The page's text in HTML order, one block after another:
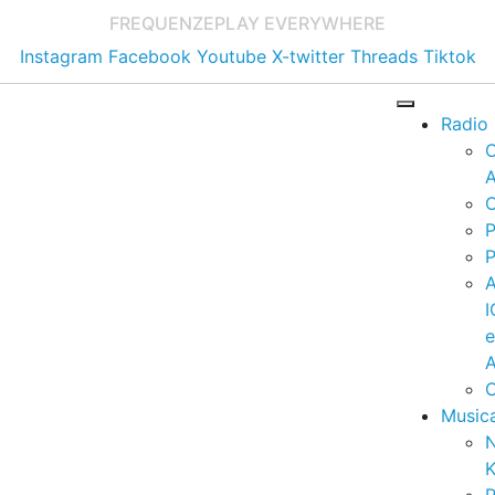
FREQUENZEPLAY EVERYWHERE
Instagram Facebook Youtube X-twitter Threads Tiktok
Radio
e